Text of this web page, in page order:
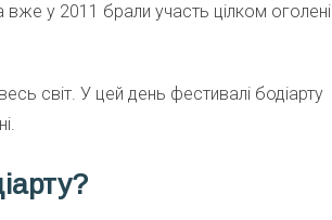
вже у 2011 брали участь цілком оголені
світ. У цей день фестивалі бодіарту